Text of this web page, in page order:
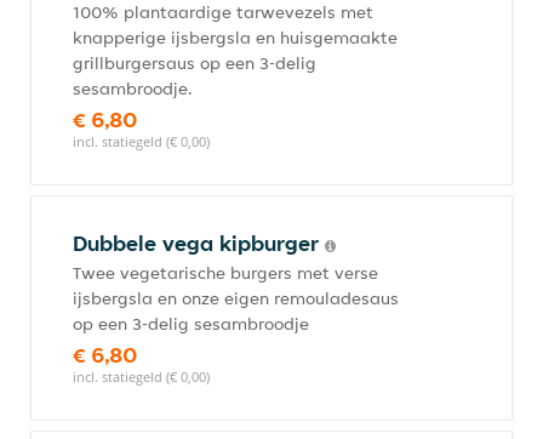
100% plantaardige tarwevezels met
knapperige ijsbergsla en huisgemaakte
grillburgersaus op een 3-delig
sesambroodje.
€ 6,80
incl. statiegeld (€ 0,00)
Dubbele vega kipburger
Twee vegetarische burgers met verse
ijsbergsla en onze eigen remouladesaus
op een 3-delig sesambroodje
€ 6,80
incl. statiegeld (€ 0,00)